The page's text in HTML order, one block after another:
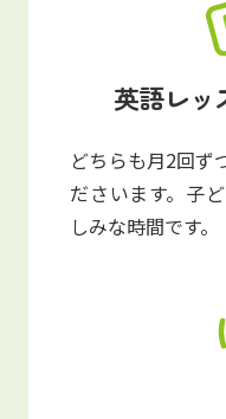
英語レッ
どちらも月2回ず
ださいます。子
しみな時間です。